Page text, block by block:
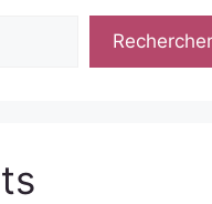
Rechercher